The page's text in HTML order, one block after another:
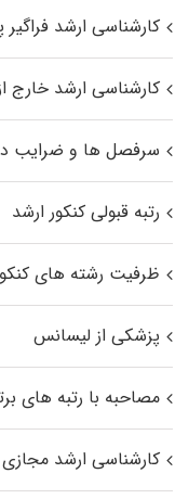
کارشناسی ارشد فراگیر
کارشناسی ارشد خارج
سرفصل ها و ضرایب
رتبه قبولی کنکور ارشد
ظرفیت رشته های
پزشکی از لیسانس
مصاحبه با رتبه های
کارشناسی ارشد مجازی